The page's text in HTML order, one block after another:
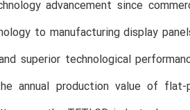
advancement since
to manufacturing display
superior technological
annual production value of flat-